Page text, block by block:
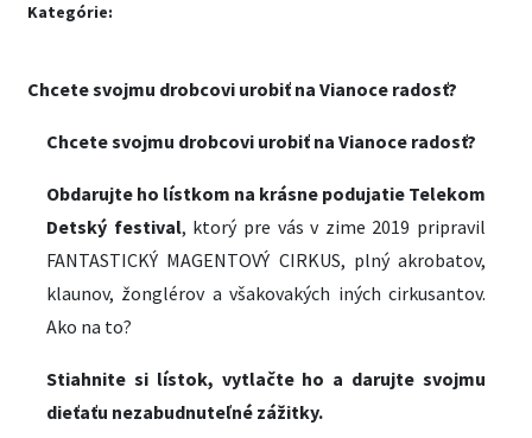
Kategórie:
Chcete svojmu drobcovi urobiť na Vianoce radosť?
Chcete svojmu drobcovi urobiť na Vianoce radosť?
Obdarujte ho lístkom na krásne podujatie Telekom
Detský festival, ktorý pre vás v zime 2019 pripravil
FANTASTICKÝ MAGENTOVÝ CIRKUS, plný akrobatov,
klaunov, žonglérov a všakovakých iných cirkusantov.
Ako na to?
Stiahnite si lístok, vytlačte ho a darujte svojmu
dieťaťu nezabudnuteľné zážitky.